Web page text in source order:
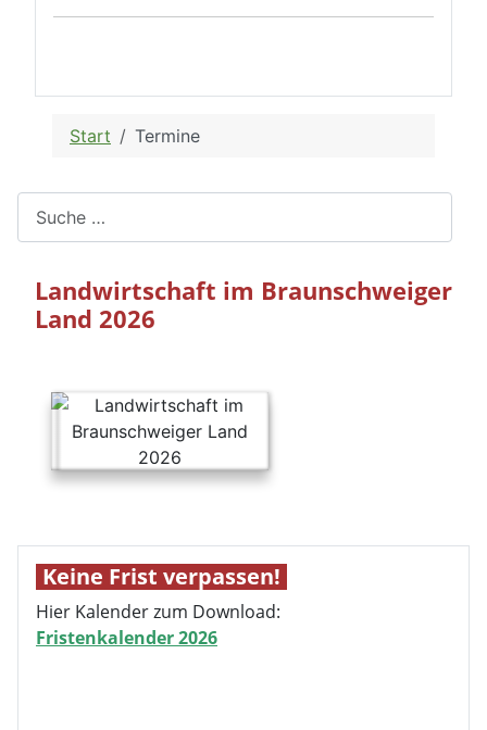
Landwirtschaft im Braunschweiger
Land 2026
Keine Frist verpassen!
Hier Kalender zum Download:
Fristenkalender 2026
Start Termine